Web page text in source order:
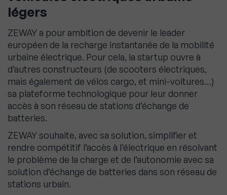
légers
ZEWAY a pour ambition de devenir le leader
européen de la recharge instantanée de la mobilité
urbaine électrique. Pour cela, la startup ouvre à
d’autres constructeurs (de scooters électriques,
mais également de vélos cargo, et mini-voitures…)
sa plateforme technologique pour leur donner
accès à son réseau de stations d’échange de
batteries.
ZEWAY souhaite, avec sa solution, simplifier et
rendre compétitif l’accès à l’électrique en résolvant
le problème de la charge et de l’autonomie avec sa
solution d’échange de batteries dans son réseau de
stations urbain.